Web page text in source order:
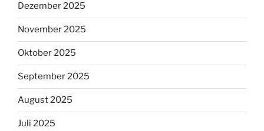
Dezember 2025
November 2025
Oktober 2025
September 2025
August 2025
Juli 2025